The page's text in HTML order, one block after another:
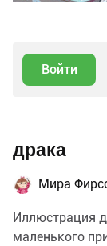
Войти
драка
Мира
Иллюстрация
маленького